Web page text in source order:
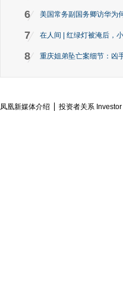
6 美国常务副国务卿访华为
7 在人间 | 红绿灯被淹后，
8 重庆姐弟坠亡案细节：凶
凤凰新媒体介绍 投资者关系